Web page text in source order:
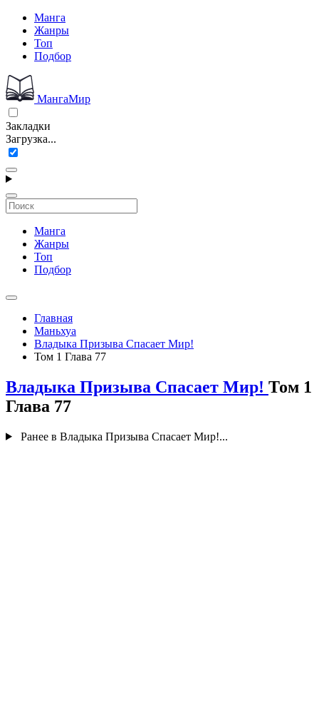
Манга
Жанры
Топ
Подбор
МангаМир
Закладки
Загрузка...
Манга
Жанры
Топ
Подбор
Главная
Маньхуа
Владыка Призыва Спасает Мир!
Том 1 Глава 77
Владыка Призыва Спасает Мир! Том 1
Глава 77
Ранее в Владыка Призыва Спасает Мир!...